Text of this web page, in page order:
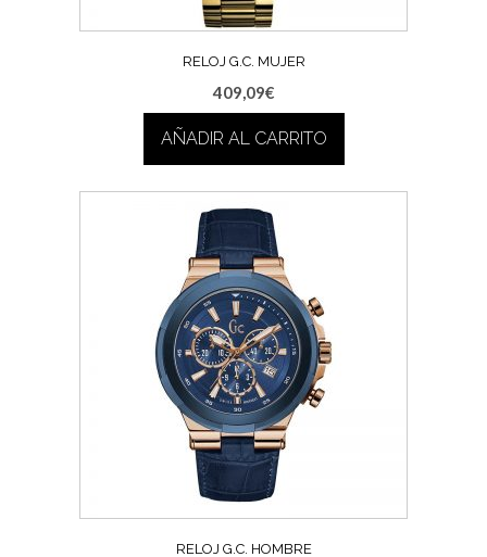
RELOJ G.C. MUJER
409,09€
AÑADIR AL CARRITO
RELOJ G.C. HOMBRE